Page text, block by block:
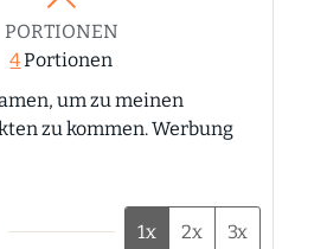
PORTIONEN
4Portionen
zu kommen. Werbung
1x 2x 3x